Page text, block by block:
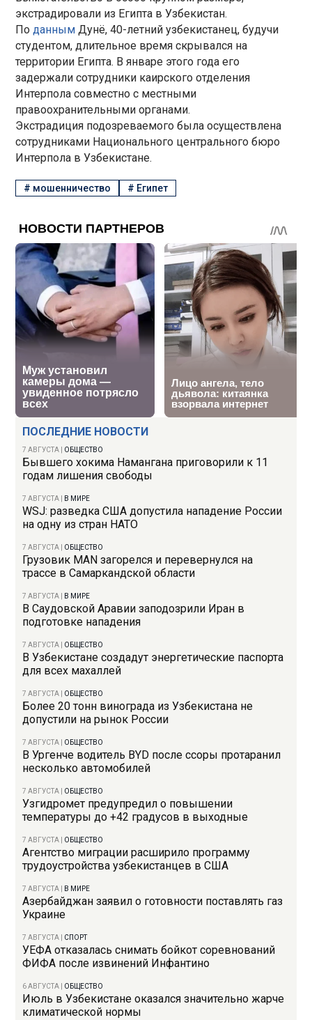
ПОСЛЕДНИЕ НОВОСТИ
7 АВГУСТА ОБЩЕСТВО
Бывшего хокима Намангана приговорили к 11
годам лишения свободы
7 АВГУСТА В МИРЕ
WSJ: разведка США допустила нападение России
на одну из стран НАТО
7 АВГУСТА ОБЩЕСТВО
Грузовик MAN загорелся и перевернулся на
трассе в Самаркандской области
7 АВГУСТА В МИРЕ
В Саудовской Аравии заподозрили Иран в
подготовке нападения
7 АВГУСТА ОБЩЕСТВО
В Узбекистане создадут энергетические паспорта
для всех махаллей
7 АВГУСТА ОБЩЕСТВО
Более 20 тонн винограда из Узбекистана не
допустили на рынок России
7 АВГУСТА ОБЩЕСТВО
В Ургенче водитель BYD после ссоры протаранил
несколько автомобилей
7 АВГУСТА ОБЩЕСТВО
Узгидромет предупредил о повышении
температуры до +42 градусов в выходные
7 АВГУСТА ОБЩЕСТВО
Агентство миграции расширило программу
трудоустройства узбекистанцев в США
7 АВГУСТА В МИРЕ
Азербайджан заявил о готовности поставлять газ
Украине
7 АВГУСТА СПОРТ
УЕФА отказалась снимать бойкот соревнований
ФИФА после извинений Инфантино
6 АВГУСТА ОБЩЕСТВО
Июль в Узбекистане оказался значительно жарче
климатической нормы
экстрадировали из Египта в Узбекистан.
ПоданнымДунё, 40-летний узбекистанец, будучи
студентом, длительное время скрывался на
территории Египта. В январе этого года его
задержали сотрудники каирского отделения
Интерпола совместно с местными
правоохранительными органами.
Экстрадиция подозреваемого была осуществлена
сотрудниками Национального центрального бюро
Интерпола в Узбекистане.
# мошенничество # Египет